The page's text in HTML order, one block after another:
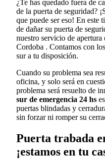
¿Te has quedado fuera de
de la puerta de seguridad?
que puede ser eso! En este
de dañar su puerta de
nuestro servicio de apertura
Cordoba . Contamos con
sur a tu disposición.
Cuando su problema sea
oficina, y solo será en
problema será resuelto de
sur de emergencia 24 hs
puertas blindadas y
sin forzar ni romper su
Puerta trabada
¡estamos en tu